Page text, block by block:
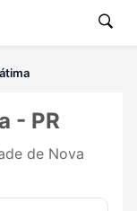
- PR
de Nova